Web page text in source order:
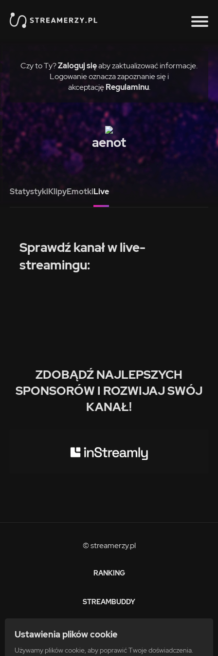
Czy to Ty?Zaloguj sięaby zaktualizować informacje.
Logowanie oznacza zapoznanie się i
akceptację Regulaminu.
aenot
StatystykiKlipyEmotkiLive
Sprawdź kanał w live-
streamingu:
ZDOBĄDŹ NAJLEPSZYCH
SPONSORÓW I ROZWIJAJ SWÓJ
KANAŁ!
Ustawienia plików cookie
Używamy plików cookie, aby poprawić Twoje doświadczenia.
© streamerzy.pl
RANKING
STREAMBUDDY
ZARABIAJ